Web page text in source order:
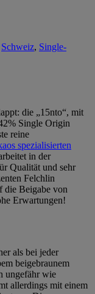
Schweiz, Single-
die „15nto“, mit
Single Origin
reine
spezialisierten
in der
Qualität und sehr
Felchlin
die Beigabe von
Erwartungen!
als bei jeder
beigebraunem
ungefähr wie
allerdings mit einem